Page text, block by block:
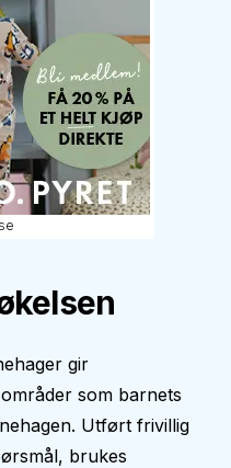
gir
som barnets
Utført frivillig
brukes